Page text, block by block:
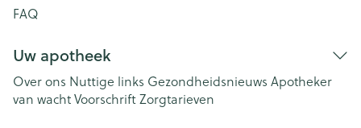
FAQ
Uw apotheek
Over ons Nuttige links Gezondheidsnieuws Apotheker
van wachtVoorschriftZorgtarieven